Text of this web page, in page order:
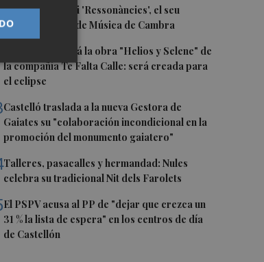
Culla estrena hui 'Ressonàncies', el seu
primer Festival de Música de Cambra
Castelló acogerá la obra "Helios y Selene" de
la compañía Te Falta Calle: será creada para
el eclipse
Castelló traslada a la nueva Gestora de
Gaiates su "colaboración incondicional en la
promoción del monumento gaiatero"
Talleres, pasacalles y hermandad: Nules
celebra su tradicional Nit dels Farolets
El PSPV acusa al PP de "dejar que crezca un
31 % la lista de espera" en los centros de día
de Castellón